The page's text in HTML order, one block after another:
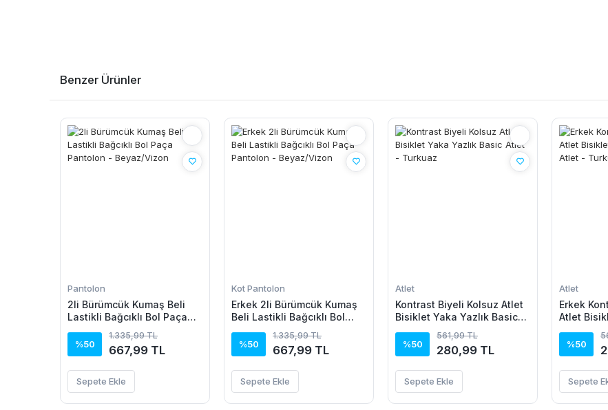
Benzer Ürünler
Pantolon
2li Bürümcük Kumaş Beli
Lastikli Bağcıklı Bol Paça
%50
1.335,99 TL
667,99 TL
Sepete Ekle
Kot Pantolon
Erkek 2li Bürümcük Kumaş
Beli Lastikli Bağcıklı Bol
Beyaz/Vizon
%50
1.335,99 TL
667,99 TL
Sepete Ekle
Atlet
Kontrast Biyeli Kolsuz Atlet
Bisiklet Yaka Yazlık Basic
%50
561,99 TL
280,99 TL
Sepete Ekle
Atlet
Erkek
Atlet
%50
Sepete